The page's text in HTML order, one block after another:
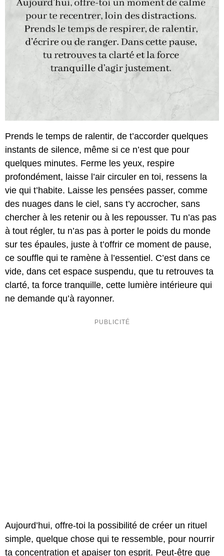
Prends le temps de ralentir, de t’accorder quelques
instants de silence, même si ce n’est que pour
quelques minutes. Ferme les yeux, respire
profondément, laisse l’air circuler en toi, ressens la
vie qui t’habite. Laisse les pensées passer, comme
des nuages dans le ciel, sans t’y accrocher, sans
chercher à les retenir ou à les repousser. Tu n’as pas
à tout régler, tu n’as pas à porter le poids du monde
sur tes épaules, juste à t’offrir ce moment de pause,
ce souffle qui te ramène à l’essentiel. C’est dans ce
vide, dans cet espace suspendu, que tu retrouves ta
clarté, ta force tranquille, cette lumière intérieure qui
ne demande qu’à rayonner.
Aujourd’hui, offre-toi la possibilité de créer un rituel
simple, quelque chose qui te ressemble, pour nourrir
ta concentration et apaiser ton esprit. Peut-être que